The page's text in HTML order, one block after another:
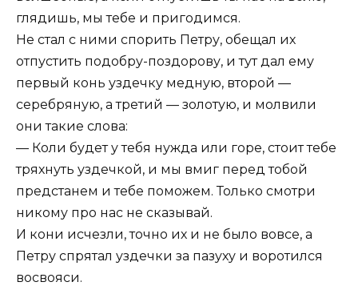
глядишь, мы тебе и пригодимся.
Не стал с ними спорить Петру, обещал их
отпустить подобру-поздорову, и тут дал ему
первый конь уздечку медную, второй —
серебряную, а третий — золотую, и молвили
они такие слова:
— Коли будет у тебя нужда или горе, стоит тебе
тряхнуть уздечкой, и мы вмиг перед тобой
предстанем и тебе поможем. Только смотри
никому про нас не сказывай.
И кони исчезли, точно их и не было вовсе, а
Петру спрятал уздечки за пазуху и воротился
восвояси.